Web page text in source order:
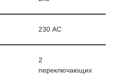
230 АС
2
переключающих